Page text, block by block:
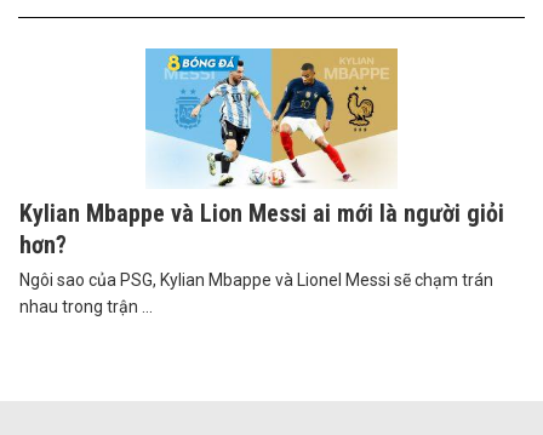
Kylian Mbappe và Lion Messi ai mới là người giỏi
hơn?
Ngôi sao của PSG, Kylian Mbappe và Lionel Messi sẽ chạm trán
nhau trong trận ...